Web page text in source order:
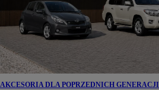
AKCESORIA DLA POPRZEDNICH GENERACJI